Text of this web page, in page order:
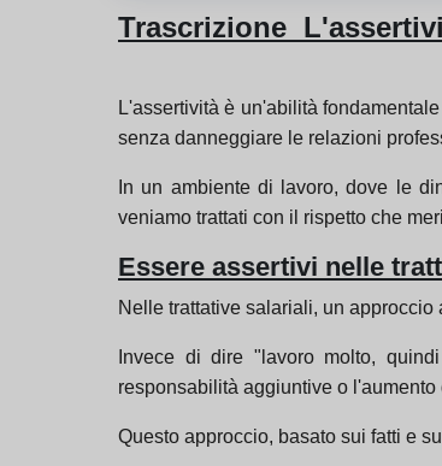
Trascrizione
L'assertività è un'abilità
senza danneggiare le relazioni
In un ambiente di lavoro, dove le
veniamo trattati con il rispetto che
Essere assertivi nelle
Nelle trattative salariali, un
Invece di dire "lavoro molto,
responsabilità aggiuntive o
Questo approccio, basato sui fatti e